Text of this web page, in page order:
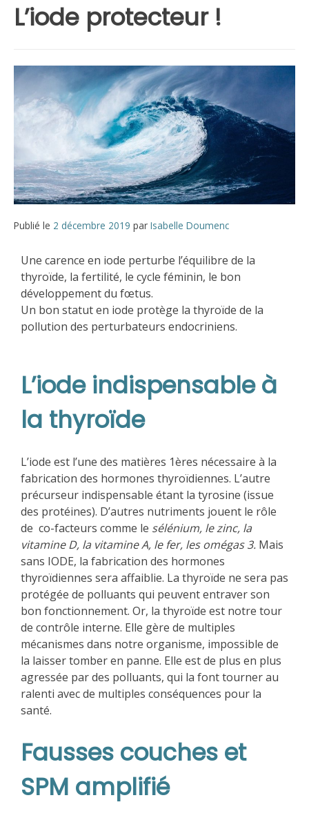
L’iode protecteur !
Publié le 2 décembre 2019 par Isabelle Doumenc
Une carence en iode perturbe l’équilibre de la
thyroïde, la fertilité, le cycle féminin, le bon
développement du fœtus.
Un bon statut en iode protège la thyroïde de la
pollution des perturbateurs endocriniens.
L’iode indispensable à
la thyroïde
L’iode est l’une des matières 1ères nécessaire à la
fabrication des hormones thyroïdiennes. L’autre
précurseur indispensable étant la tyrosine (issue
des protéines). D’autres nutriments jouent le rôle
de co-facteurs comme le sélénium, le zinc, la
vitamine D, la vitamine A, le fer, les omégas 3. Mais
sans IODE, la fabrication des hormones
thyroïdiennes sera affaiblie. La thyroïde ne sera pas
protégée de polluants qui peuvent entraver son
bon fonctionnement. Or, la thyroïde est notre tour
de contrôle interne. Elle gère de multiples
mécanismes dans notre organisme, impossible de
la laisser tomber en panne. Elle est de plus en plus
agressée par des polluants, qui la font tourner au
ralenti avec de multiples conséquences pour la
santé.
Fausses couches et
SPM amplifié